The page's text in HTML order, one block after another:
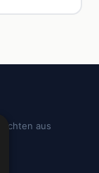
aus